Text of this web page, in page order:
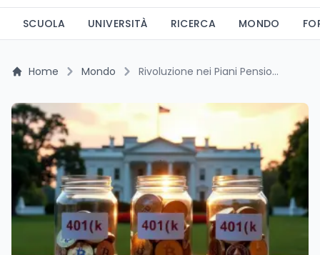
SCUOLA UNIVERSITÀ RICERCA MONDO
Home Mondo Rivoluzione nei Piani Pensionistici USA: Criptovalute Amano Posto Nei 401(k) Con Nuovo Ordine Esecutivo di Trump